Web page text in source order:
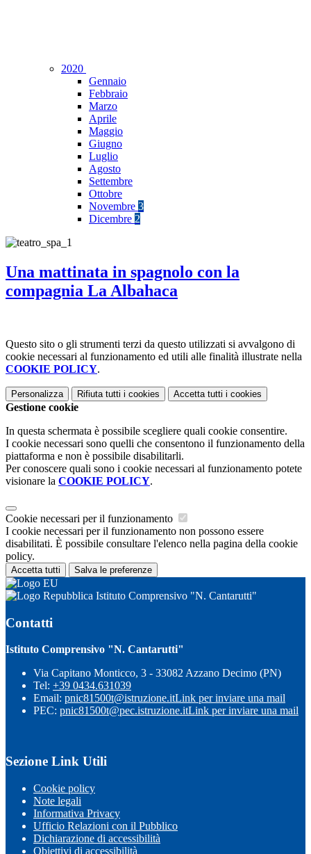
2020
Gennaio
Febbraio
Marzo
Aprile
Maggio
Giugno
Luglio
Agosto
Settembre
Ottobre
Novembre 3
Dicembre 2
Una mattinata in spagnolo con la
compagnia La Albahaca
Questo sito o gli strumenti terzi da questo utilizzati si avvalgono di
cookie necessari al funzionamento ed utili alle finalità illustrate nella
COOKIE POLICY.
Personalizza Rifiuta tutti i cookies Accetta tutti i cookies
Gestione cookie
In questa schermata è possibile scegliere quali cookie consentire.
I cookie necessari sono quelli che consentono il funzionamento della
piattaforma e non è possibile disabilitarli.
Per conoscere quali sono i cookie necessari al funzionamento potete
visionare la COOKIE POLICY.
Cookie necessari per il funzionamento
I cookie necessari per il funzionamento non possono essere
disabilitati. È possibile consultare l'elenco nella pagina della cookie
policy.
Accetta tutti Salva le preferenze
Istituto Comprensivo "N. Cantarutti"
Contatti
Istituto Comprensivo "N. Cantarutti"
Via Capitano Monticco, 3 - 33082 Azzano Decimo (PN)
Tel: +39 0434.631039
Email: pnic81500t@istruzione.itLink per inviare una mail
PEC: pnic81500t@pec.istruzione.itLink per inviare una mail
Sezione Link Utili
Cookie policy
Note legali
Informativa Privacy
Ufficio Relazioni con il Pubblico
Dichiarazione di accessibilità
Obiettivi di accessibilità